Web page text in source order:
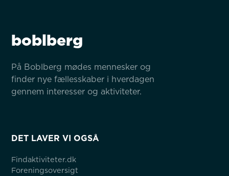
boblberg
På Boblberg mødes mennesker og
finder nye fællesskaber i hverdagen
gennem interesser og aktiviteter.
DET LAVER VI OGSÅ
Findaktiviteter.dk
Foreningsoversigt